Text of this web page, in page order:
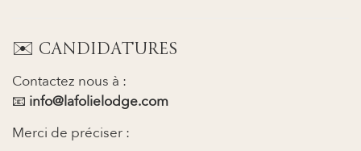
✉️ CANDIDATURES
Contactez nous à :
📧 info@lafolielodge.com
Merci de préciser :